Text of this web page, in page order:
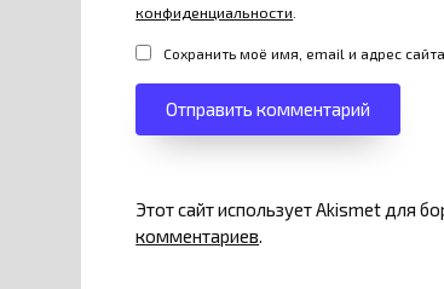
конфиденциальности
Сохранить моё имя, email и адрес
Этот сайт использует Akismet для
комментариев.